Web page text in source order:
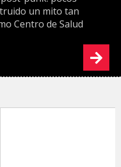
un mito tan
Centro de Salud